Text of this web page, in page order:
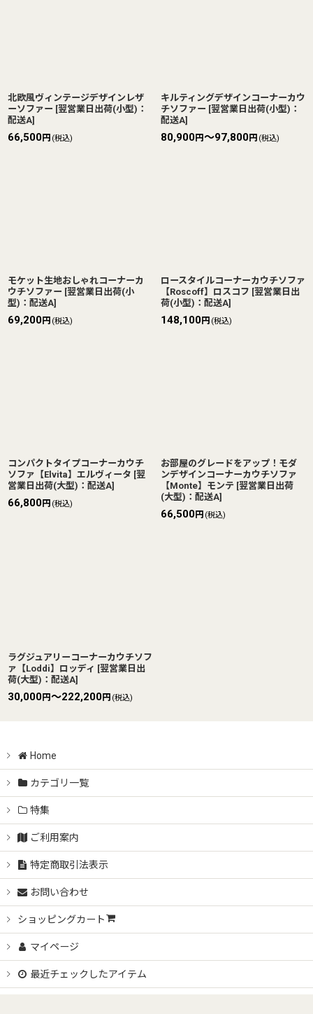
北欧風ヴィンテージデザインレザ
ーソファー [翌営業日出荷(小型)：
配送A]
66,500円 (税込)
キルティングデザインコーナーカウ
チソファー [翌営業日出荷(小型)：
配送A]
80,900円～97,800円 (税込)
モケット生地おしゃれコーナーカ
ウチソファー [翌営業日出荷(小
型)：配送A]
69,200円 (税込)
ロースタイルコーナーカウチソファ
【Roscoff】ロスコフ [翌営業日出
荷(小型)：配送A]
148,100円 (税込)
コンパクトタイプコーナーカウチ
ソファ【Elvita】エルヴィータ [翌
営業日出荷(大型)：配送A]
66,800円 (税込)
お部屋のグレードをアップ！モダ
ンデザインコーナーカウチソファ
【Monte】モンテ [翌営業日出荷
(大型)：配送A]
66,500円 (税込)
ラグジュアリーコーナーカウチソフ
ァ【Loddi】ロッディ [翌営業日出
荷(大型)：配送A]
30,000円～222,200円 (税込)
Home
カテゴリ一覧
特集
ご利用案内
特定商取引法表示
お問い合わせ
ショッピングカート
マイページ
最近チェックしたアイテム